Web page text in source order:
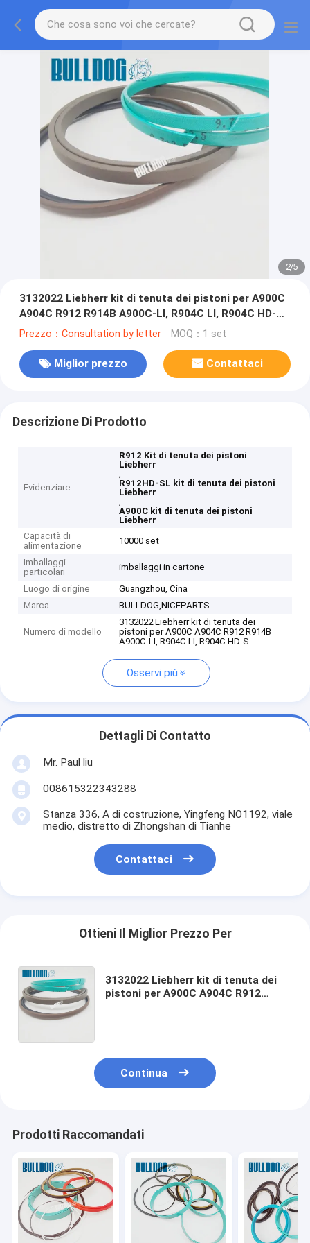
2/5
3132022 Liebherr kit di tenuta dei pistoni per A900C
A904C R912 R914B A900C-LI, R904C LI, R904C HD-SL
2000 LI, R912HD-SL, R912 LC
Prezzo：Consultation by letter MOQ：1 set
Miglior prezzo Contattaci
Descrizione Di Prodotto
Evidenziare
R912 Kit di tenuta dei pistoni
Liebherr
,
R912HD-SL kit di tenuta dei pistoni
Liebherr
,
A900C kit di tenuta dei pistoni
Liebherr
Capacità di
alimentazione
10000 set
Imballaggi
particolari
imballaggi in cartone
Luogo di origine
Guangzhou, Cina
Marca
BULLDOG,NICEPARTS
Numero di modello
3132022 Liebherr kit di tenuta dei
pistoni per A900C A904C R912 R914B
A900C-LI, R904C LI, R904C HD-S
Osservi più
Dettagli Di Contatto
Mr. Paul liu
008615322343288
Stanza 336, A di costruzione, Yingfeng NO1192, viale
medio, distretto di Zhongshan di Tianhe
Contattaci
Ottieni Il Miglior Prezzo Per
3132022 Liebherr kit di tenuta dei
pistoni per A900C A904C R912
Continua
Prodotti Raccomandati